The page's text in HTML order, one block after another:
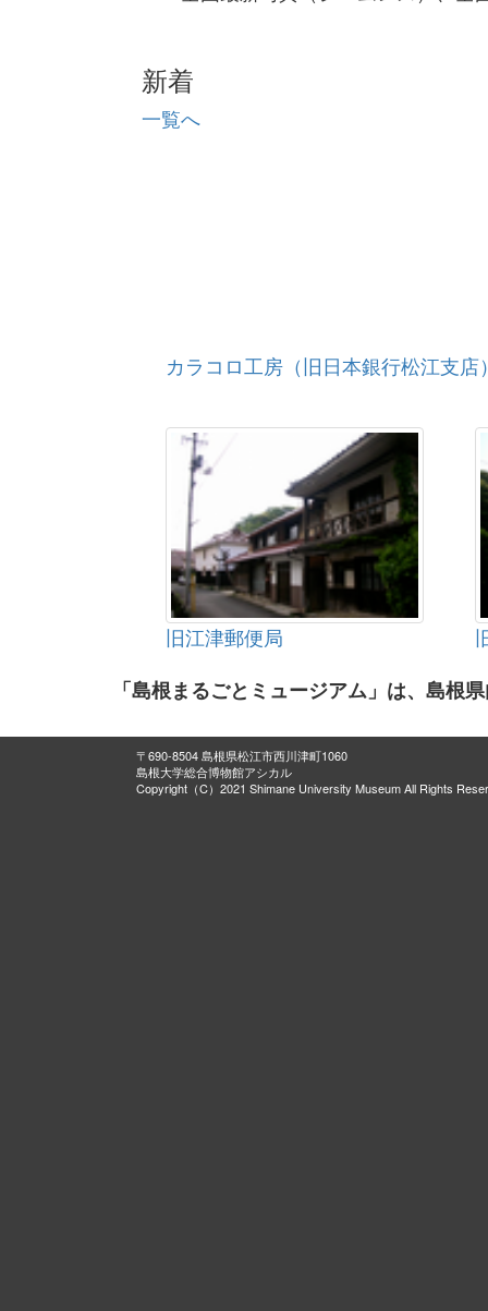
新着
一覧へ
カラコロ工房（旧日本銀行松江支店
旧江津郵便局
「島根まるごとミュージアム」は、島根
〒690-8504 島根県松江市西川津町1060
島根大学総合博物館アシカル
Copyright（C）2021 Shimane University Museum All Rights